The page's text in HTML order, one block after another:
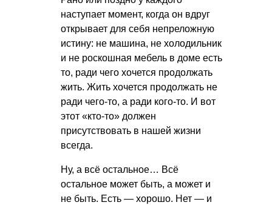
наступает момент, когда он вдруг
открывает для себя непреложную
истину: не машина, не холодильник
и не роскошная мебель в доме есть
то, ради чего хочется продолжать
жить. Жить хочется продолжать не
ради чего-то, а ради кого-то. И вот
этот «кто-то» должен
присутствовать в нашей жизни
всегда.
Ну, а всё остальное… Всё
остальное может быть, а может и
не быть. Есть — хорошо. Нет — и